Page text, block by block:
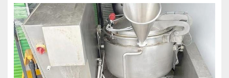
Hersteller